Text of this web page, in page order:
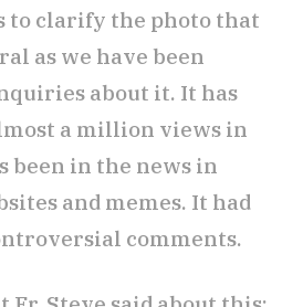
to clarify the photo that
as we have been
about it. It has
a million views in
been in the news in
and memes. It had
comments.